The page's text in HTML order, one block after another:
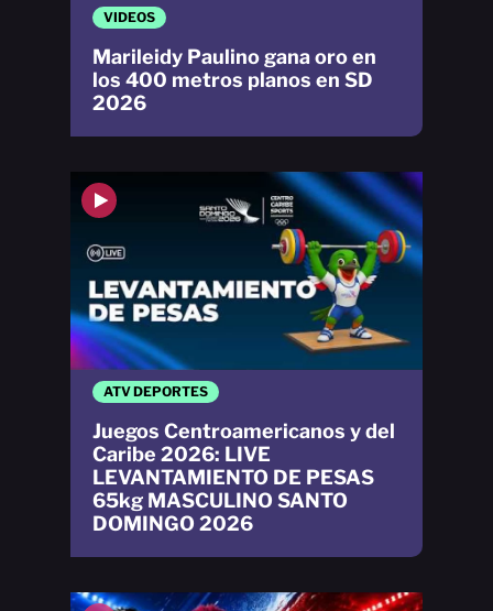
VIDEOS
Marileidy Paulino gana oro en
los 400 metros planos en SD
2026
ATV DEPORTES
Juegos Centroamericanos y del
Caribe 2026: LIVE
LEVANTAMIENTO DE PESAS
65kg MASCULINO SANTO
DOMINGO 2026